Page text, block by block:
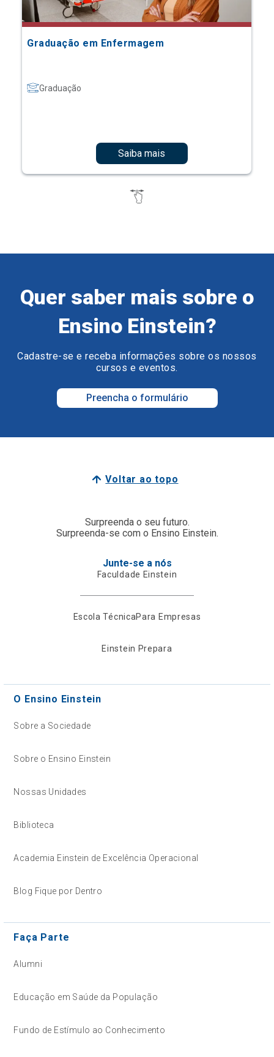
Graduação em Enfermagem
Graduação
Saiba mais
Quer saber mais sobre o
Ensino Einstein?
Cadastre-se e receba informações sobre os nossos
cursos e eventos.
Preencha o formulário
Voltar ao topo
Surpreenda o seu futuro.
Surpreenda-se com o Ensino Einstein.
Junte-se a nós
Faculdade Einstein
Escola TécnicaPara Empresas
Einstein Prepara
O Ensino Einstein
Sobre a Sociedade
Sobre o Ensino Einstein
Nossas Unidades
Biblioteca
Academia Einstein de Excelência Operacional
Blog Fique por Dentro
Faça Parte
Alumni
Educação em Saúde da População
Fundo de Estímulo ao Conhecimento